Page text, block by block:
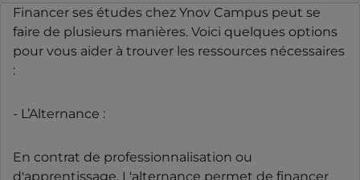
Financer ses études chez Ynov Campus peut se
faire de plusieurs manières. Voici quelques options
pour vous aider à trouver les ressources nécessaires
:
- L’Alternance :
En contrat de professionnalisation ou
d'apprentissage. L'alternance permet de financer